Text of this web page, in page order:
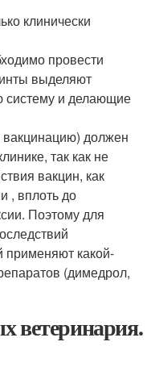
клинически
провести
выделяют
и делающие
должен
так как не
вакцин, как
, вплоть до
Поэтому для
применяют какой-
(димедрол,
ветеринария.